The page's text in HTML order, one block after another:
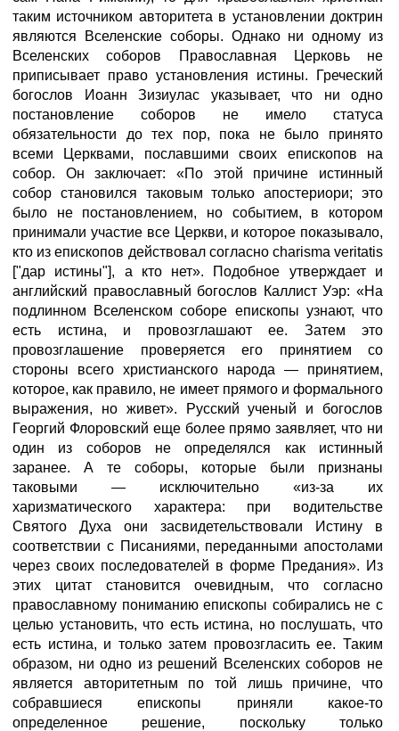
таким источником авторитета в установлении доктрин
являются Вселенские соборы. Однако ни одному из
Вселенских соборов Православная Церковь не
приписывает право установления истины. Греческий
богослов Иоанн Зизиулас указывает, что ни одно
постановление соборов не имело статуса
обязательности до тех пор, пока не было принято
всеми Церквами, пославшими своих епископов на
собор. Он заключает: «По этой причине истинный
собор становился таковым только апостериори; это
было не постановлением, но событием, в котором
принимали участие все Церкви, и которое показывало,
кто из епископов действовал согласно charisma veritatis
["дар истины"], а кто нет». Подобное утверждает и
английский православный богослов Каллист Уэр: «На
подлинном Вселенском соборе епископы узнают, что
есть истина, и провозглашают ее. Затем это
провозглашение проверяется его принятием со
стороны всего христианского народа — принятием,
которое, как правило, не имеет прямого и формального
выражения, но живет». Русский ученый и богослов
Георгий Флоровский еще более прямо заявляет, что ни
один из соборов не определялся как истинный
заранее. А те соборы, которые были признаны
таковыми — исключительно «из-за их
харизматического характера: при водительстве
Святого Духа они засвидетельствовали Истину в
соответствии с Писаниями, переданными апостолами
через своих последователей в форме Предания». Из
этих цитат становится очевидным, что согласно
православному пониманию епископы собирались не с
целью установить, что есть истина, но послушать, что
есть истина, и только затем провозгласить ее. Таким
образом, ни одно из решений Вселенских соборов не
является авторитетным по той лишь причине, что
собравшиеся епископы приняли какое-то
определенное решение, поскольку только